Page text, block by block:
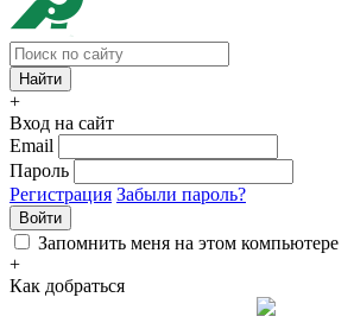
+
Вход на сайт
Email
Пароль
Регистрация Забыли пароль?
Войти
Запомнить меня на этом компьютере
+
Как добраться